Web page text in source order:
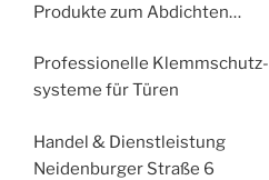
Produkte zum Abdichten…
Professionelle Klemmschutz-
systeme für Türen
Handel & Dienstleistung
Neidenburger Straße 6